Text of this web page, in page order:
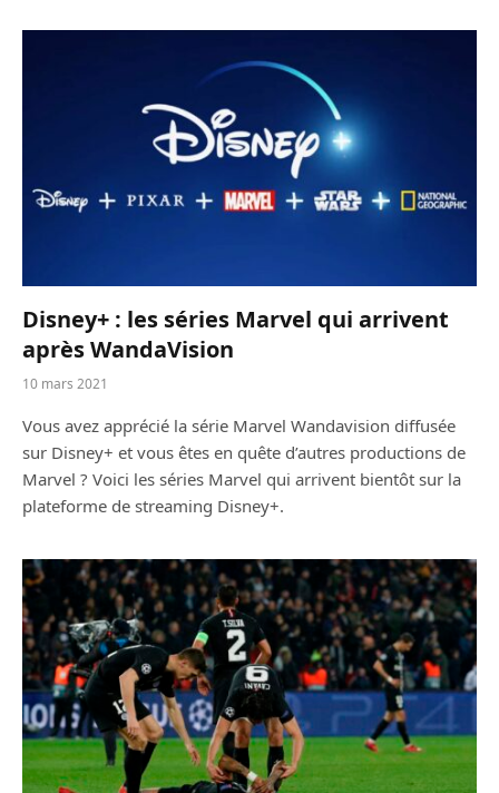
Disney+ : les séries Marvel qui arrivent
après WandaVision
10 mars 2021
Vous avez apprécié la série Marvel Wandavision diffusée
sur Disney+ et vous êtes en quête d’autres productions de
Marvel ? Voici les séries Marvel qui arrivent bientôt sur la
plateforme de streaming Disney+.